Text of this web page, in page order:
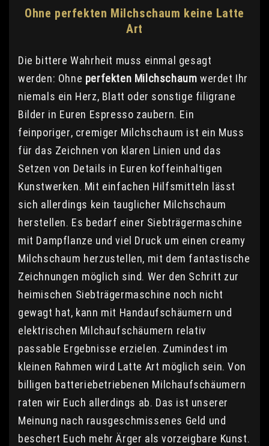
Ohne perfekten Milchschaum keine Latte
Art
Die bittere Wahrheit muss einmal gesagt
werden: Ohne perfekten Milchschaum werdet Ihr
niemals ein Herz, Blatt oder sonstige filigrane
Bilder in Euren Espresso zaubern. Ein
feinporiger, cremiger Milchschaum ist ein Muss
für das Zeichnen von klaren Linien und das
Setzen von Details in Euren koffeinhaltigen
Kunstwerken. Mit einfachen Hilfsmitteln lässt
sich allerdings kein tauglicher Milchschaum
herstellen. Es bedarf einer Siebträgermaschine
mit Dampflanze und viel Druck um einen creamy
Milchschaum herzustellen, mit dem fantastische
Zeichnungen möglich sind. Wer den Schritt zur
heimischen Siebträgermaschine noch nicht
gewagt hat, kann mit Handaufschäumern und
elektrischen Milchaufschäumern relativ
passable Ergebnisse erzielen. Zumindest im
kleinen Rahmen wird Latte Art möglich sein. Von
billigen batteriebetriebenen Milchaufschäumern
raten wir Euch allerdings ab. Das ist unserer
Meinung nach rausgeschmissenes Geld und
beschert Euch mehr Ärger als vorzeigbare Kunst.